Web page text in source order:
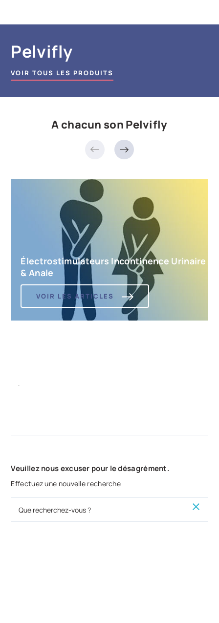
Pelvifly
VOIR TOUS LES PRODUITS
A chacun son Pelvifly
Électrostimulateurs Incontinence Urinaire
& Anale
VOIR LES ARTICLES
.
Veuillez nous excuser pour le désagrément.
Effectuez une nouvelle recherche
close